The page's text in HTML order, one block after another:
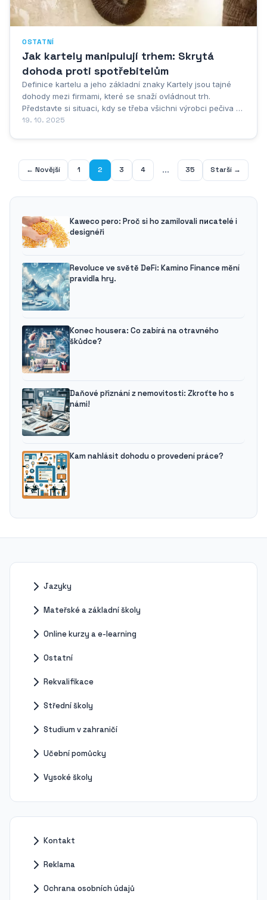
OSTATNÍ
Jak kartely manipulují trhem: Skrytá
dohoda proti spotřebitelům
Definice kartelu a jeho základní znaky Kartely jsou tajné
dohody mezi firmami, které se snaží ovládnout trh.
Představte si situaci, kdy se třeba všichni výrobci pečiva v
regionu domluví na stejných cenách rohlíků. Nikdo z nich
19. 10. 2025
← Novější 1 2 3 4 ... 35 Starší →
Kaweco pero: Proč si ho zamilovali писatelé i
designéři
Revoluce ve světě DeFi: Kamino Finance mění
pravidla hry.
Konec housera: Co zabírá na otravného
škůdce?
Daňové přiznání z nemovitosti: Zkroťte ho s
námi!
Kam nahlásit dohodu o provedení práce?
Jazyky
Mateřské a základní školy
Online kurzy a e-learning
Ostatní
Rekvalifikace
Střední školy
Studium v zahraničí
Učební pomůcky
Vysoké školy
Kontakt
Reklama
Ochrana osobních údajů